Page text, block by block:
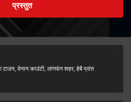
प्रस्तुत
वेनान काउंटी, लांगफंग शहर, हेबै प्रांत